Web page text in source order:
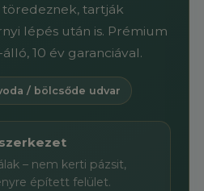
tartják
lépés után is. Prémium
10 év garanciával.
/ bölcsőde udvar
– nem kerti pázsit,
épített felület.